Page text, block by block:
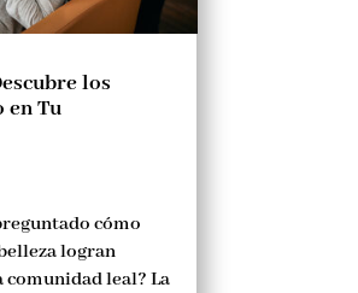
los
en Tu
cómo
logran
comunidad leal? La